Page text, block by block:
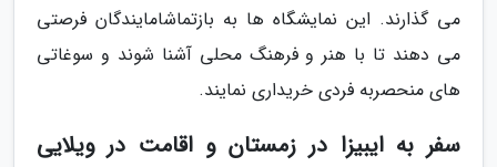
می گذارند. این نمایشگاه ها به بازتماشامایندگان فرصتی
می دهند تا با هنر و فرهنگ محلی آشنا شوند و سوغاتی
های منحصربه فردی خریداری نمایند.
سفر به ایبیزا در زمستان و اقامت در ویلایی